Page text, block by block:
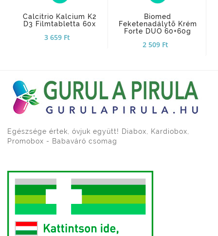
Calcitrio Kalcium K2
D3 Filmtabletta 60x
3 659 Ft
Biomed
Feketenadálytõ Krém
Forte DUO 60+60g
2 509 Ft
Egészsége értek, óvjuk együtt! Diabox, Kardiobox,
Promobox - Babaváró csomag